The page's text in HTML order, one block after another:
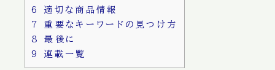
6
適切な商品情報
7
重要なキーワードの見つけ方
8
最後に
9
連載一覧